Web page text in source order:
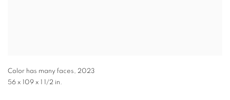
Color has many faces, 2023
56 x 109 x 1 1/2 in.